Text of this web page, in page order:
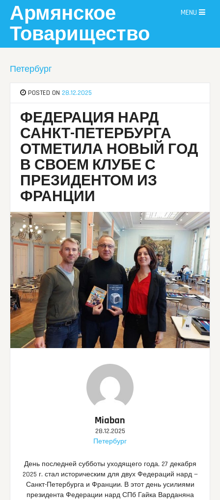
content
Армянское
Товарищество
MENU
Петербург
POSTED ON 28.12.2025
ФЕДЕРАЦИЯ НАРД
САНКТ-ПЕТЕРБУРГА
ОТМЕТИЛА НОВЫЙ ГОД
В СВОЕМ КЛУБЕ С
ПРЕЗИДЕНТОМ ИЗ
ФРАНЦИИ
Miaban
28.12.2025
Петербург
День последней субботы уходящего года, 27 декабря
2025 г. стал историческим для двух Федераций нард —
Санкт-Петербурга и Франции. В этот день усилиями
президента Федерации нард СПб Гайка Варданяна